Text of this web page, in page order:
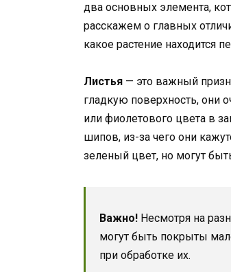
два основных элемента,
расскажем о главных
какое растение находится
Листья — это важный
гладкую поверхность, они
или фиолетового цвета в
шипов, из-за чего они
зеленый цвет, но могут
Важно! Несмотря на
могут быть покрыты
при обработке их.